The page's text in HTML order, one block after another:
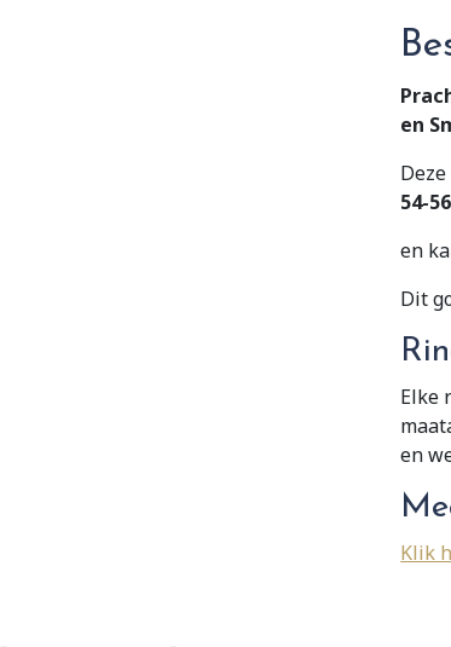
17.5
en
Deze
54-
en
Dit
Elke
en
Klik